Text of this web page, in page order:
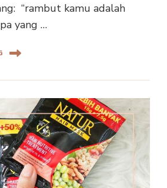
“rambut kamu adalah
yang …